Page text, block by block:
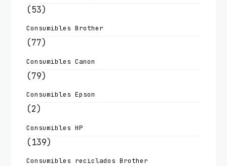
(53)
Consumibles Brother
(77)
Consumibles Canon
(79)
Consumibles Epson
(2)
Consumibles HP
(139)
Consumibles reciclados Brother